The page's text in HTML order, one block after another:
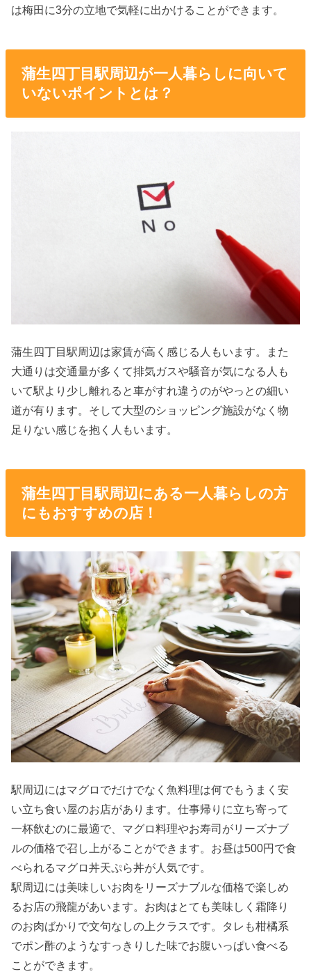
は梅田に3分の立地で気軽に出かけることができます。
蒲生四丁目駅周辺が一人暮らしに向いて
いないポイントとは？
蒲生四丁目駅周辺は家賃が高く感じる人もいます。また
大通りは交通量が多くて排気ガスや騒音が気になる人も
いて駅より少し離れると車がすれ違うのがやっとの細い
道が有ります。そして大型のショッピング施設がなく物
足りない感じを抱く人もいます。
蒲生四丁目駅周辺にある一人暮らしの方
にもおすすめの店！
駅周辺にはマグロでだけでなく魚料理は何でもうまく安
い立ち食い屋のお店があります。仕事帰りに立ち寄って
一杯飲むのに最適で、マグロ料理やお寿司がリーズナブ
ルの価格で召し上がることができます。お昼は500円で食
べられるマグロ丼天ぷら丼が人気です。
駅周辺には美味しいお肉をリーズナブルな価格で楽しめ
るお店の飛龍があいます。お肉はとても美味しく霜降り
のお肉ばかりで文句なしの上クラスです。タレも柑橘系
でポン酢のようなすっきりした味でお腹いっぱい食べる
ことができます。